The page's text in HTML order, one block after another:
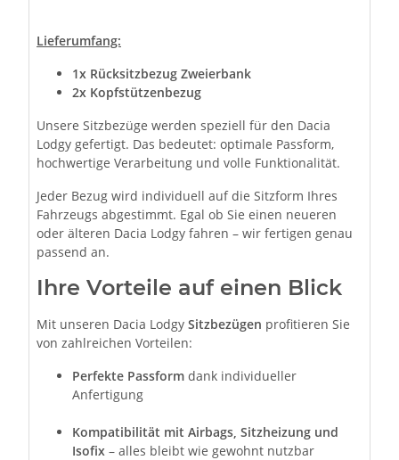
Lieferumfang:
1x Rücksitzbezug Zweierbank
2x Kopfstützenbezug
Unsere Sitzbezüge werden speziell für den Dacia
Lodgy gefertigt. Das bedeutet: optimale Passform,
hochwertige Verarbeitung und volle Funktionalität.
Jeder Bezug wird individuell auf die Sitzform Ihres
Fahrzeugs abgestimmt. Egal ob Sie einen neueren
oder älteren Dacia Lodgy fahren – wir fertigen genau
passend an.
Ihre Vorteile auf einen Blick
Mit unseren Dacia Lodgy Sitzbezügen profitieren Sie
von zahlreichen Vorteilen:
Perfekte Passform dank individueller
Anfertigung
Kompatibilität mit Airbags, Sitzheizung und
Isofix – alles bleibt wie gewohnt nutzbar